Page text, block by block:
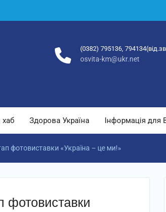
(0382) 795136,
osvita-km@ukr.net
хаб Здорова Україна Інформація для
фотовиставки «Україна – це ми!»
фотовиставки